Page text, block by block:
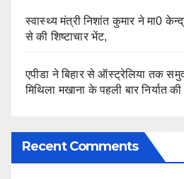
स्वास्थ्य मंत्री निशांत कुमार ने मा0
से की शिष्टाचार भेंट,
एपीडा ने बिहार से ऑस्ट्रेलिया तक
मिथिला मखाना के पहली बार निर्यात
Recent Comments